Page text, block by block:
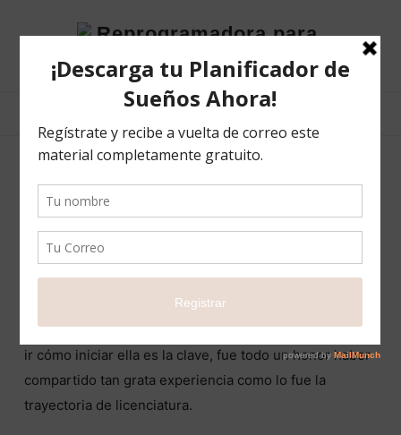
Reprogramadora
el
éxito
Georgeanella Canales
Contreras
Una experiencia súper maravillosa y excelente como
Tutora y como persona sin duda alguna súper
recomendada si poseen dudas de cómo hacer a donde
ir cómo iniciar ella es la clave, fue todo un honor haber
compartido tan grata experiencia como lo fue la
trayectoria de licenciatura.